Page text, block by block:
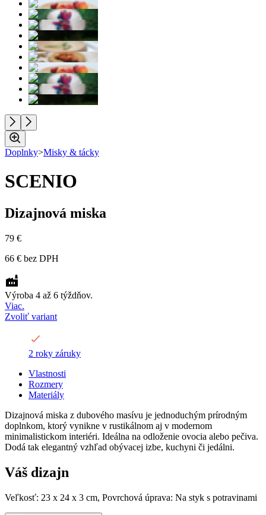
Doplnky>Misky & tácky
SCENIO
Dizajnová miska
79 €
66 € bez DPH
Výroba 4 až 6 týždňov.
Viac.
Zvoliť variant
2 roky záruky
Vlastnosti
Rozmery
Materiály
Dizajnová miska z dubového masívu je jednoduchým prírodným
doplnkom, ktorý vynikne v rustikálnom aj v modernom
minimalistickom interiéri. Ideálna na odloženie ovocia alebo pečiva.
Dodá tak elegantný vzhľad obývacej izbe, kuchyni či jedálni.
Váš dizajn
Veľkosť: 23 x 24 x 3 cm, Povrchová úprava: Na styk s potravinami